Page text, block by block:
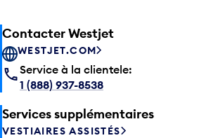
Contacter Westjet
WESTJET.COM
Service à la clientele:
1 (888) 937-8538
Services supplémentaires
VESTIAIRES ASSISTÉS